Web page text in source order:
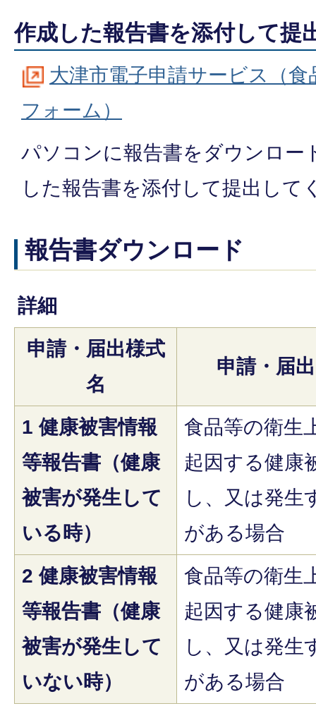
作成した報告書を添付して提
大津市電子申請サービス（
フォーム）
パソコンに報告書をダウンロー
した報告書を添付して提出して
報告書ダウンロード
詳細
申請・届出様式
名
申請・届
1 健康被害情報
等報告書（健康
被害が発生して
いる時）
食品等の衛生
起因する健康
し、又は発生
がある場合
2 健康被害情報
等報告書（健康
被害が発生して
いない時）
食品等の衛生
起因する健康
し、又は発生
がある場合